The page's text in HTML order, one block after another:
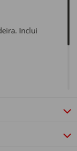
Inclui
89cm